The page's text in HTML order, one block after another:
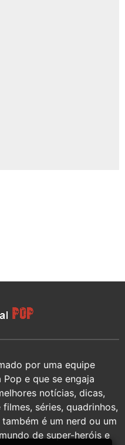
por uma equipe
e que se engaja
notícias, dicas,
séries, quadrinhos,
é um nerd ou um
de super-heróis e